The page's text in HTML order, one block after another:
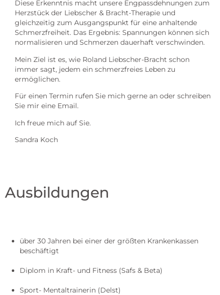
Diese Erkenntnis macht unsere Engpassdehnungen zum
Herzstück der Liebscher & Bracht-Therapie und
gleichzeitig zum Ausgangspunkt für eine anhaltende
Schmerzfreiheit. Das Ergebnis: Spannungen können sich
normalisieren und Schmerzen dauerhaft verschwinden.
Mein Ziel ist es, wie Roland Liebscher-Bracht schon
immer sagt, jedem ein schmerzfreies Leben zu
ermöglichen.
Für einen Termin rufen Sie mich gerne an oder schreiben
Sie mir eine Email.
Ich freue mich auf Sie.
Sandra Koch
Ausbildungen
über 30 Jahren bei einer der größten Krankenkassen
beschäftigt
Diplom in Kraft- und Fitness (Safs & Beta)
Sport- Mentaltrainerin (Delst)